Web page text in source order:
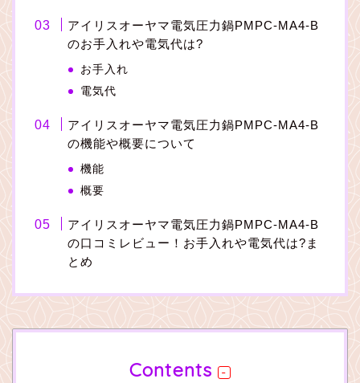
アイリスオーヤマ電気圧力鍋PMPC-MA4-B
のお手入れや電気代は?
お手入れ
電気代
アイリスオーヤマ電気圧力鍋PMPC-MA4-B
の機能や概要について
機能
概要
アイリスオーヤマ電気圧力鍋PMPC-MA4-B
の口コミレビュー！お手入れや電気代は?ま
とめ
Contents